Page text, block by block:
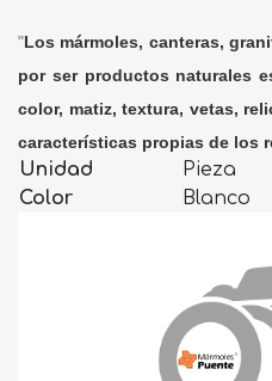
"Los mármoles, canteras,
por ser productos naturales
color, matiz, textura, vetas,
características propias de los
Unidad
Pieza
Color
Blanco